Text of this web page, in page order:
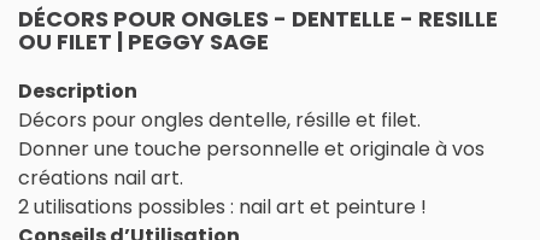
DÉCORS POUR ONGLES - DENTELLE - RESILLE
OU FILET | PEGGY SAGE
Description
Décors pour ongles dentelle, résille et filet.
Donner une touche personnelle et originale à vos
créations nail art.
2 utilisations possibles : nail art et peinture !